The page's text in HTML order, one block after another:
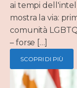
ai tempi
mostra la via:
comunità
– forse […]
SCOPRI DI PIÙ